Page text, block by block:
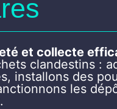
et collecte
clandestins :
installons des
les